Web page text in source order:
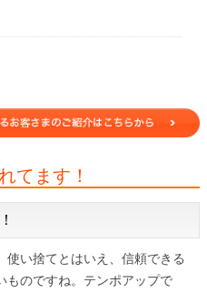
てます！
い捨てとはいえ、信頼できる
ものですね。テンポアップで